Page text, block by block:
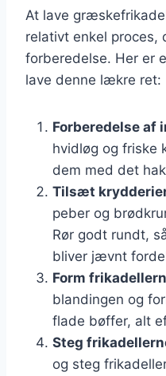
At lave
relativt enkel
forberedelse. Her er
lave denne lækre ret:
Forberedelse af
hvidløg og friske
dem med det
Tilsæt
peber og
Rør godt rundt,
bliver jævnt
Form
blandingen og
flade bøffer, alt
Steg
og steg